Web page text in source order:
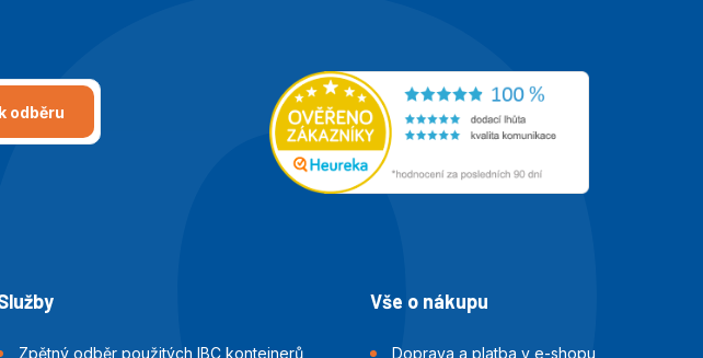
odběru
Zpětný odběr použitých IBC kontejnerů
Vše o nákupu
Doprava a platba v e-shopu